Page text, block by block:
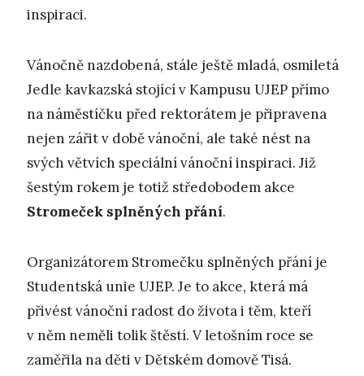
inspiraci.
Vánočně nazdobená, stále ještě mladá, osmiletá
Jedle kavkazská stojící v Kampusu UJEP přímo
na náměstíčku před rektorátem je připravena
nejen zářit v době vánoční, ale také nést na
svých větvích speciální vánoční inspiraci. Již
šestým rokem je totiž středobodem akce
Stromeček splněných přání.
Organizátorem Stromečku splněných přání je
Studentská unie UJEP. Je to akce, která má
přivést vánoční radost do života i těm, kteří
v něm neměli tolik štěstí. V letošním roce se
zaměřila na děti v Dětském domově Tisá.